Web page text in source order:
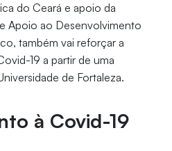
do Ceará e apoio da
Apoio ao Desenvolvimento
também vai reforçar a
19 a partir de uma
de Fortaleza.
à Covid-19